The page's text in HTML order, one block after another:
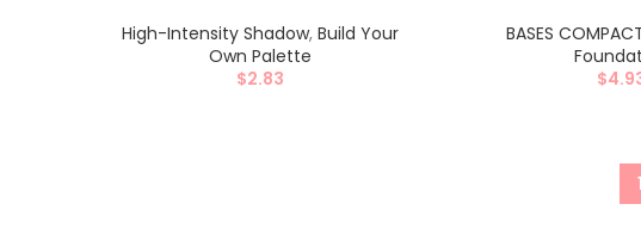
High-Intensity Shadow, Build Your
Own Palette
$2.83
BASES
$
1